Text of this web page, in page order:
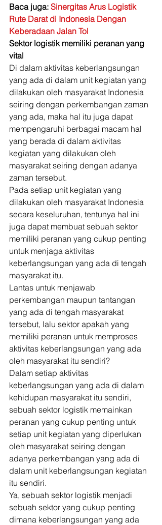
Baca juga: Sinergitas Arus Logistik
Rute Darat di Indonesia Dengan
Keberadaan Jalan Tol
Sektor logistik memiliki peranan yang
vital
Di dalam aktivitas keberlangsungan
yang ada di dalam unit kegiatan yang
dilakukan oleh masyarakat Indonesia
seiring dengan perkembangan zaman
yang ada, maka hal itu juga dapat
mempengaruhi berbagai macam hal
yang berada di dalam aktivitas
kegiatan yang dilakukan oleh
masyarakat seiring dengan adanya
zaman tersebut.
Pada setiap unit kegiatan yang
dilakukan oleh masyarakat Indonesia
secara keseluruhan, tentunya hal ini
juga dapat membuat sebuah sektor
memiliki peranan yang cukup penting
untuk menjaga aktivitas
keberlangsungan yang ada di tengah
masyarakat itu.
Lantas untuk menjawab
perkembangan maupun tantangan
yang ada di tengah masyarakat
tersebut, lalu sektor apakah yang
memiliki peranan untuk memproses
aktivitas keberlangsungan yang ada
oleh masyarakat itu sendiri?
Dalam setiap aktivitas
keberlangsungan yang ada di dalam
kehidupan masyarakat itu sendiri,
sebuah sektor logistik memainkan
peranan yang cukup penting untuk
setiap unit kegiatan yang diperlukan
oleh masyarakat seiring dengan
adanya perkembangan yang ada di
dalam unit keberlangsungan kegiatan
itu sendiri.
Ya, sebuah sektor logistik menjadi
sebuah sektor yang cukup penting
dimana keberlangsungan yang ada